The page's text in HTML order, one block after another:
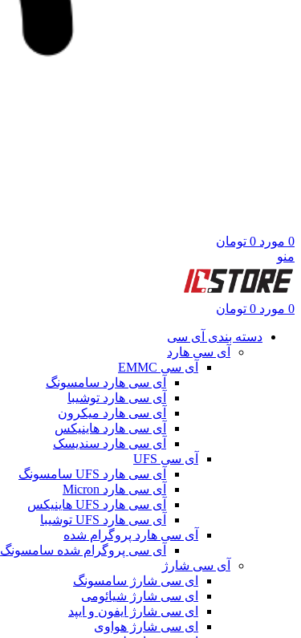
0 مورد 0 تومان
منو
0 مورد 0 تومان
دسته بندی آی سی
آی سی هارد
آی سی EMMC
آی سی هارد سامسونگ
آی سی هارد توشیبا
آی سی هارد میکرون
آی سی هارد هاینیکس
آی سی هارد سندیسک
آی سی UFS
آی سی هارد UFS سامسونگ
آی سی هارد Micron
آی سی هارد UFS هاینیکس
آی سی هارد UFS توشیبا
آی سی هارد پروگرام شده
آی سی پروگرام شده سامسونگ
آی سی شارژ
ای سی شارژ سامسونگ
ای سی شارژ شیائومی
ای سی شارژ ایفون و ایپد
ای سی شارژ هواوی